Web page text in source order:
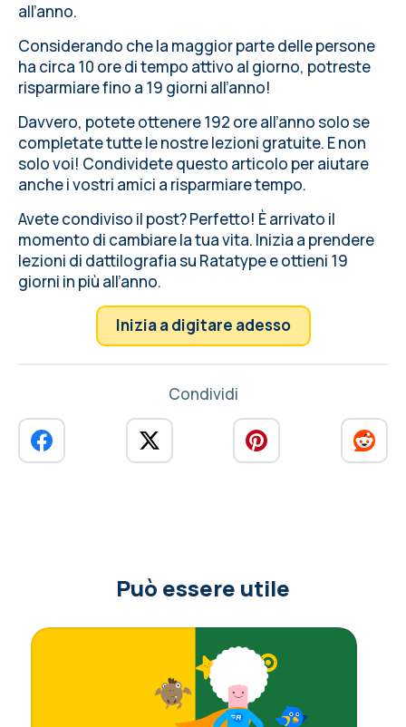
all’anno.
Considerando che la maggior parte delle persone
ha circa 10 ore di tempo attivo al giorno, potreste
risparmiare fino a 19 giorni all’anno!
Davvero, potete ottenere 192 ore all’anno solo se
completate tutte le nostre lezioni gratuite. E non
solo voi! Condividete questo articolo per aiutare
anche i vostri amici a risparmiare tempo.
Avete condiviso il post? Perfetto! È arrivato il
momento di cambiare la tua vita. Inizia a prendere
lezioni di dattilografiasu Ratatype e ottieni 19
giorni in più all’anno.
Inizia a digitare adesso
Condividi
Può essere utile